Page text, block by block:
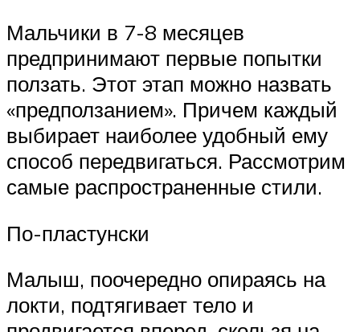
Мальчики в 7-8 месяцев
предпринимают первые попытки
ползать. Этот этап можно назвать
«предползанием». Причем каждый
выбирает наиболее удобный ему
способ передвигаться. Рассмотрим
самые распространенные стили.
По-пластунски
Малыш, поочередно опираясь на
локти, подтягивает тело и